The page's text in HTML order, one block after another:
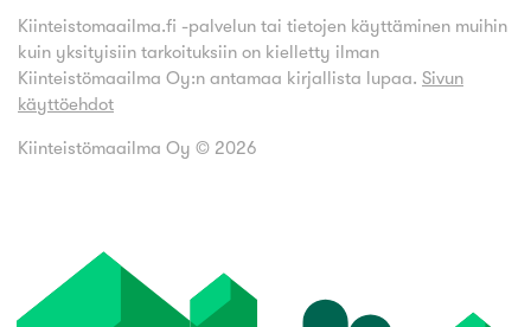
Kiinteistomaailma.fi -palvelun tai tietojen käyttäminen muihin
kuin yksityisiin tarkoituksiin on kielletty ilman
Kiinteistömaailma Oy:n antamaa kirjallista lupaa. Sivun
käyttöehdot
Kiinteistömaailma Oy © 2026